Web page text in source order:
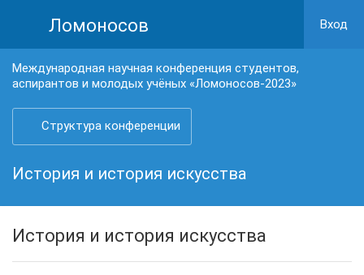
Ломоносов Вход
Международная научная конференция студентов,
аспирантов и молодых учёных «Ломоносов-2023»
Структура конференции
История и история искусства
История и история искусства